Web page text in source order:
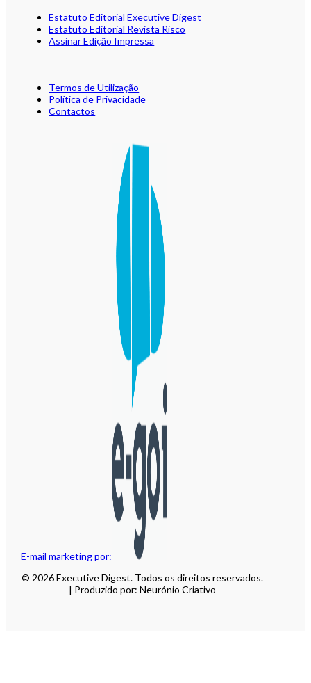
E-mail marketing por:
Estatuto Editorial Executive Digest
Estatuto Editorial Revista Risco
Assinar Edição Impressa
Termos de Utilização
Política de Privacidade
Contactos
© 2026 Executive Digest. Todos os direitos reservados.
| Produzido por: Neurónio Criativo